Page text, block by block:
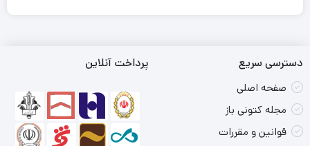
دسترسی سریع
صفحه اصلی
مجله کتونی باز
قوانین و مقررات
پرداخت آنلاین